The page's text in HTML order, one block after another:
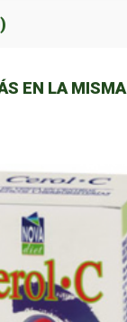
EN LA MISMA